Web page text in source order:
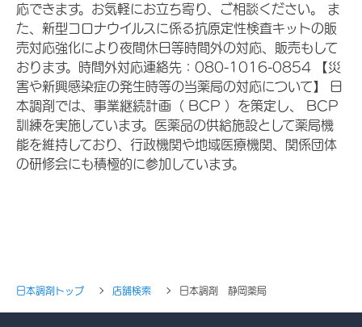
応できます。お気軽にお立ち寄り、ご相談ください。 ま
た、新型コロナウイルスに係る抗原定性検査キットの販
売対応強化により夜間休日等時間外の対応、販売もして
おります。時間外対応連絡先：080-1016-0854 【災
害や新興感染症の発生時等の当薬局の対応について】 日
本調剤では、事業継続計画（ BCP ）を策定し、 BCP
訓練を実施しています。医薬品の供給施設として薬局機
能を維持しており、行政機関や地域医療機関、関係団体
の研修会にも積極的に参加しています。
日本調剤トップ 店舗検索 日本調剤 静岡薬局